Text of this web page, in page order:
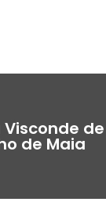
de
de Maia